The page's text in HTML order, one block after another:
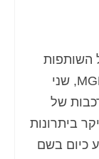
השותפות
בין מריוט אינטרנשיונל ל-MGM Resorts, שני
של
ביתרונות
כיום בשם